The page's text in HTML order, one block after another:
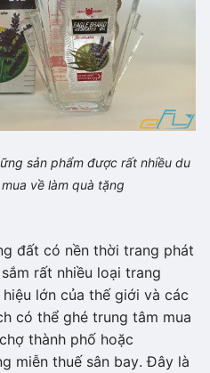
sản phẩm được rất nhiều du
về làm quà tặng
đất có nền thời trang phát
rất nhiều loại trang
lớn của thế giới và các
có thể ghé trung tâm mua
thành phố hoặc
miễn thuế sân bay. Đây là